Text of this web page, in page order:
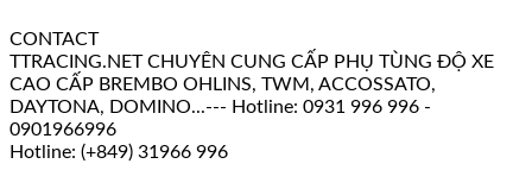
CONTACT
TTRACING.NET CHUYÊN CUNG CẤP PHỤ TÙNG ĐỘ XE
CAO CẤP BREMBO OHLINS, TWM, ACCOSSATO,
DAYTONA, DOMINO...--- Hotline: 0931 996 996 -
0901966996
Hotline: (+849) 31966 996